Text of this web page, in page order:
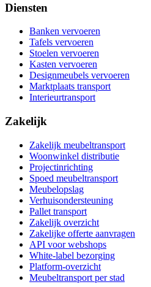
Diensten
Banken vervoeren
Tafels vervoeren
Stoelen vervoeren
Kasten vervoeren
Designmeubels vervoeren
Marktplaats transport
Interieurtransport
Zakelijk
Zakelijk meubeltransport
Woonwinkel distributie
Projectinrichting
Spoed meubeltransport
Meubelopslag
Verhuisondersteuning
Pallet transport
Zakelijk overzicht
Zakelijke offerte aanvragen
API voor webshops
White-label bezorging
Platform-overzicht
Meubeltransport per stad